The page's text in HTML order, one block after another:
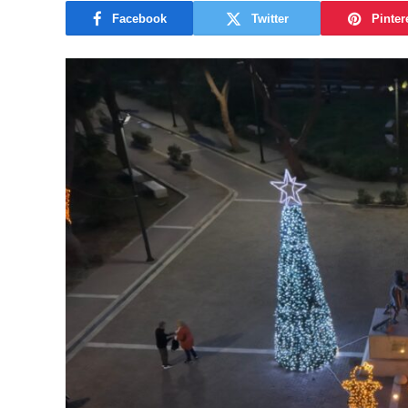
Facebook Twitter